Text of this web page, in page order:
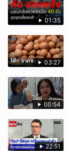
01:35
03:27
00:54
22:51